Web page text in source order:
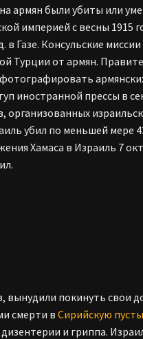
армян были убиты или
империей с весны 1915
в Газе. Консульские
Турции от армян.
иностранной прессы в
организованных
убил по меньшей мере
Хамаса в Израиль 7
вынудили покинуть свои
смерти вСирийскую
и гриппа.